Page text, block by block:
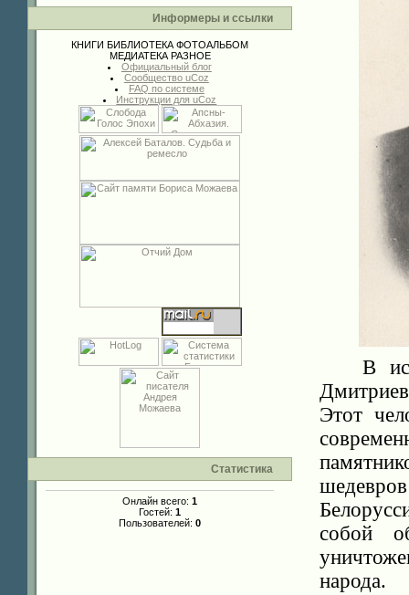
Информеры и ссылки
КНИГИ БИБЛИОТЕКА ФОТОАЛЬБОМ
МЕДИАТЕКА РАЗНОЕ
Официальный блог
Сообщество uCoz
FAQ по системе
Инструкции для uCoz
Статистика
Онлайн всего: 1
Гостей: 1
Пользователей: 0
В
Этот
собой
народа.